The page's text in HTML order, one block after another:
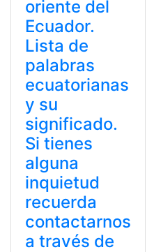
oriente del
Ecuador.
Lista de
palabras
ecuatorianas
y su
significado.
Si tienes
alguna
inquietud
recuerda
contactarnos
a través de